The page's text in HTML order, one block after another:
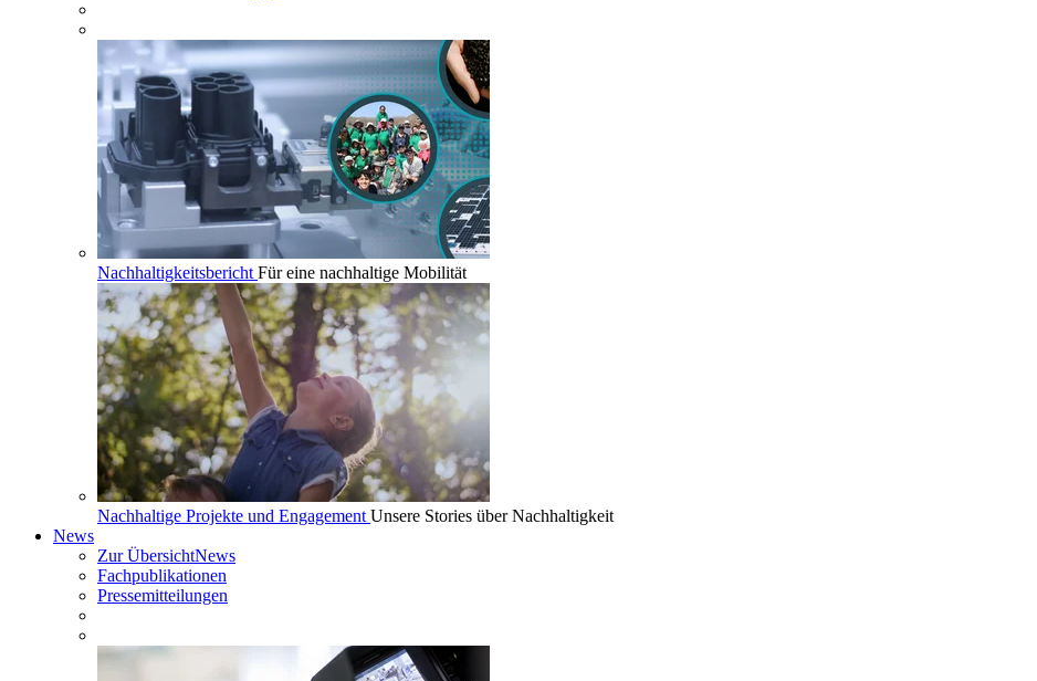
Nachhaltigkeitsbericht Für eine nachhaltige Mobilität
Nachhaltige Projekte und Engagement Unsere Stories über Nachhaltigkeit
News
Zur ÜbersichtNews
Fachpublikationen
Pressemitteilungen